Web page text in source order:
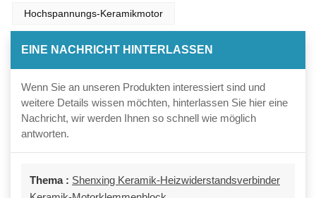
Hochspannungs-Keramikmotor
EINE NACHRICHT HINTERLASSEN
Wenn Sie an unseren Produkten interessiert sind und
weitere Details wissen möchten, hinterlassen Sie hier eine
Nachricht, wir werden Ihnen so schnell wie möglich
antworten.
Thema : Shenxing Keramik-Heizwiderstandsverbinder